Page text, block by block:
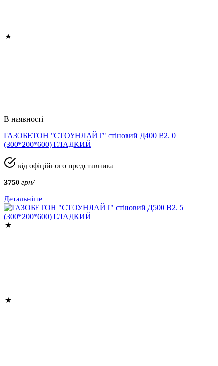
В наявності
ГАЗОБЕТОН "СТОУНЛАЙТ" стіновий Д400 В2. 0
(300*200*600) ГЛАДКИЙ
від офіційного представника
3750 грн/
Детальніше